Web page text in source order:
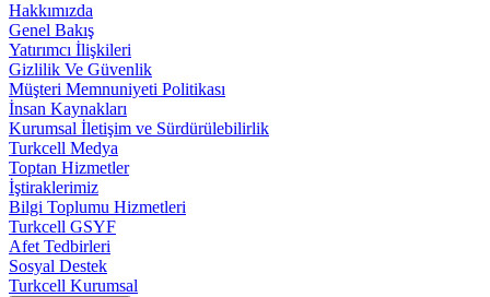
Hakkımızda
Genel Bakış
Yatırımcı İlişkileri
Gizlilik Ve Güvenlik
Müşteri Memnuniyeti Politikası
İnsan Kaynakları
Kurumsal İletişim ve Sürdürülebilirlik
Turkcell Medya
Toptan Hizmetler
İştiraklerimiz
Bilgi Toplumu Hizmetleri
Turkcell GSYF
Afet Tedbirleri
Sosyal Destek
Turkcell Kurumsal